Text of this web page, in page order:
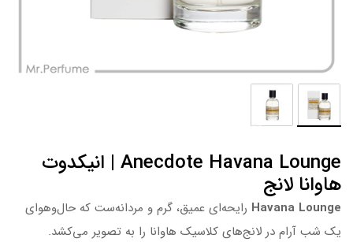
Anecdote Havana Lounge | انیکدوت
هاوانا لانج
Havana Lounge رایحه‌ای عمیق، گرم و مردانه‌ست که حال‌وهوای
یک شب آرام در لانج‌های کلاسیک هاوانا را به تصویر می‌کشد.